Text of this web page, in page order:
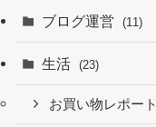
ブログ運営 (11)
生活 (23)
お買い物レポート